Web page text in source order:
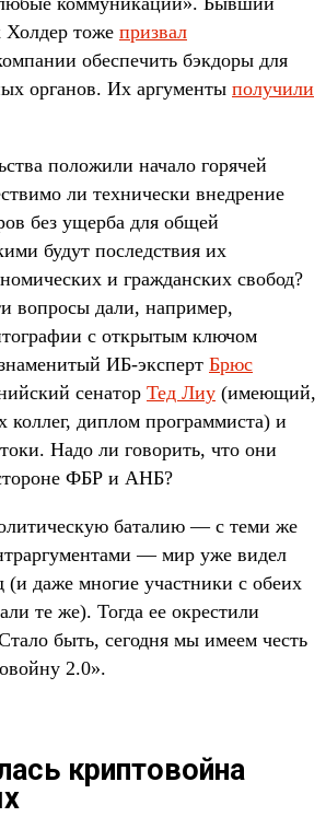
Холдер тоже призвал
обеспечить бэкдоры для
органов. Их аргументы получили
положили начало горячей
ли технически внедрение
без ущерба для общей
будут последствия их
и гражданских свобод?
вопросы дали, например,
с открытым ключом
ИБ-эксперт Брюс
сенатор Тед Лиу (имеющий,
коллег, диплом программиста) и
Надо ли говорить, что они
ФБР и АНБ?
баталию — с теми же
— мир уже видел
(и даже многие участники с обеих
те же). Тогда ее окрестили
быть, сегодня мы имеем честь
2.0».
криптовойна